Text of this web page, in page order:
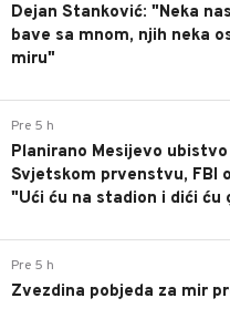
Dejan Stanković: "Neka
bave sa mnom, njih neka
miru"
Pre 5 h
Planirano Mesijevo ubistvo
Svjetskom prvenstvu, FBI
"Ući ću na stadion i dići ću
Pre 5 h
Zvezdina pobjeda za mir